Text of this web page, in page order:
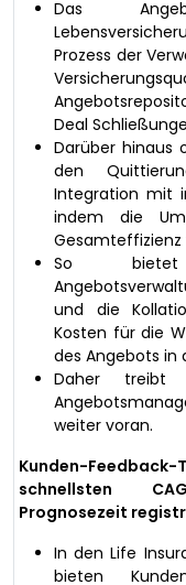
Das
Prozess der
Deal
Darüber hinaus
den
Integration mit
indem die
Gesamteffizienz
So
und die
Kosten für die
des Angebots in
Daher treibt
weiter voran.
Kunden-
schnellsten
Prognosezeit
In den Life
bieten